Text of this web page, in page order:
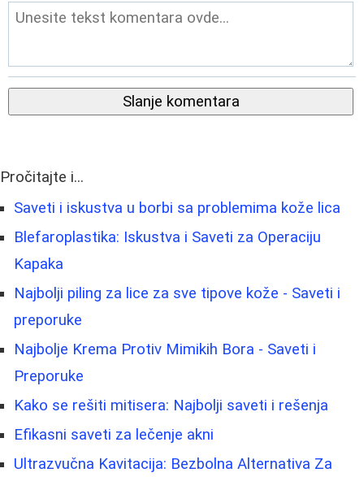
Slanje komentara
Pročitajte i...
Saveti i iskustva u borbi sa problemima kože lica
Blefaroplastika: Iskustva i Saveti za Operaciju
Kapaka
Najbolji piling za lice za sve tipove kože - Saveti i
preporuke
Najbolje Krema Protiv Mimikih Bora - Saveti i
Preporuke
Kako se rešiti mitisera: Najbolji saveti i rešenja
Efikasni saveti za lečenje akni
Ultrazvučna Kavitacija: Bezbolna Alternativa Za